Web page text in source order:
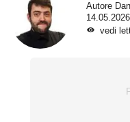
Autore
vedi